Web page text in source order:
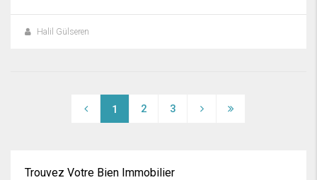
Halil Gülseren
1 2 3
Trouvez Votre Bien Immobilier